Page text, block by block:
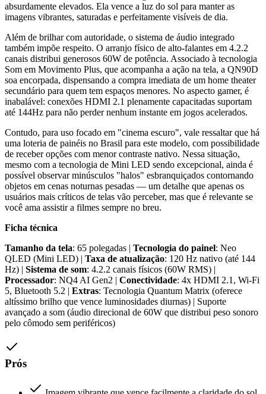
absurdamente elevados. Ela vence a luz do sol para manter as
imagens vibrantes, saturadas e perfeitamente visíveis de dia.
Além de brilhar com autoridade, o sistema de áudio integrado
também impõe respeito. O arranjo físico de alto-falantes em 4.2.2
canais distribui generosos 60W de potência. Associado à tecnologia
Som em Movimento Plus, que acompanha a ação na tela, a QN90D
soa encorpada, dispensando a compra imediata de um home theater
secundário para quem tem espaços menores. No aspecto gamer, é
inabalável: conexões HDMI 2.1 plenamente capacitadas suportam
até 144Hz para não perder nenhum instante em jogos acelerados.
Contudo, para uso focado em "cinema escuro", vale ressaltar que há
uma loteria de painéis no Brasil para este modelo, com possibilidade
de receber opções com menor contraste nativo. Nessa situação,
mesmo com a tecnologia de Mini LED sendo excepcional, ainda é
possível observar minúsculos "halos" esbranquiçados contornando
objetos em cenas noturnas pesadas — um detalhe que apenas os
usuários mais críticos de telas vão perceber, mas que é relevante se
você ama assistir a filmes sempre no breu.
Ficha técnica
Tamanho da tela: 65 polegadas | Tecnologia do painel: Neo
QLED (Mini LED) | Taxa de atualização: 120 Hz nativo (até 144
Hz) | Sistema de som: 4.2.2 canais físicos (60W RMS) |
Processador: NQ4 AI Gen2 | Conectividade: 4x HDMI 2.1, Wi-Fi
5, Bluetooth 5.2 | Extras: Tecnologia Quantum Matrix (oferece
altíssimo brilho que vence luminosidades diurnas) | Suporte
avançado a som (áudio direcional de 60W que distribui peso sonoro
pelo cômodo sem periféricos)
Prós